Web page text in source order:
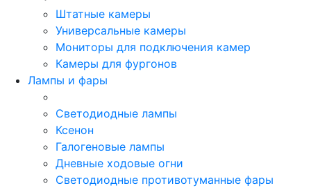
Штатные камеры
Универсальные камеры
Мониторы для подключения камер
Камеры для фургонов
Лампы и фары
Светодиодные лампы
Ксенон
Галогеновые лампы
Дневные ходовые огни
Светодиодные противотуманные фары